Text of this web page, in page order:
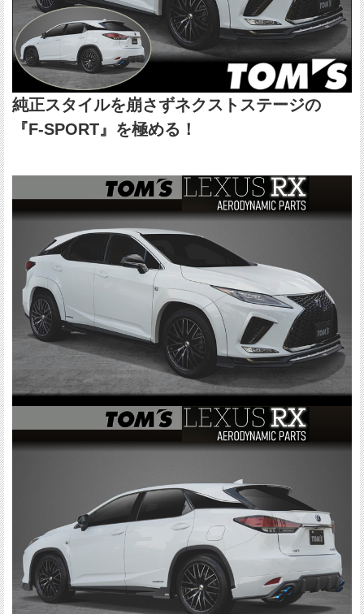
純正スタイルを崩さずネクストステージの
『F-SPORT』を極める！